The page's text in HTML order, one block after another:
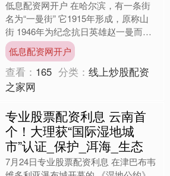
低息配资网开户 在哈尔滨，有一条街
名为“一曼街” 它1915年形成，原称山
街 1946年为纪念抗日英雄赵一曼而更
名“一曼街” 之所以将这条街命名为“一
曼街” 是....
低息配资网开户
查看： 165 分类：线上炒股配资
之家网
专业股票配资利息 云南首
个！大理获“国际湿地城
市”认证_保护_洱海_生态
7月24日专业股票配资利息 在津巴布韦